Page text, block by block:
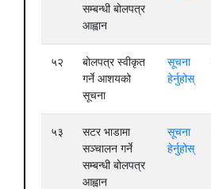
सम्बन्धी बोलपत्र
आह्वान
५२
बोलपत्र स्वीकृत
गर्ने आशयको
सूचना
सूचना
हेर्नुहोस्
५३
सटर भाडामा
सञ्चालन गर्ने
सम्बन्धी बोलपत्र
आह्वान
सूचना
हेर्नुहोस्